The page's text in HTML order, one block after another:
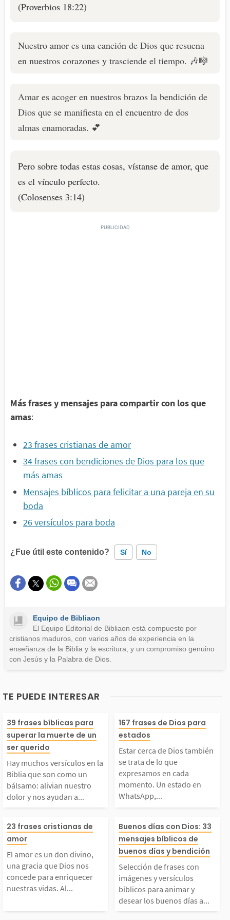
(Proverbios 18:22)
Nuestro amor es una canción de Dios que resuena
en nuestros corazones y trasciende el tiempo. 🎶🎼
Amar es acoger en nuestros brazos la bendición de
Dios que se manifiesta en el encuentro de dos
almas enamoradas. 💕
Pero sobre todas estas cosas, vístanse de amor, que
es el vínculo perfecto.
(Colosenses 3:14)
Más frases y mensajes para compartir con los que
amas:
23 frases cristianas de amor
34 frases con bendiciones de Dios para los que
más amas
Mensajes bíblicos para felicitar a una pareja en su
boda
26 versículos para boda
¿Fue útil este contenido? Sí No
Este contenido contiene información incorrecta
Otro
Equipo de Bibliaon
El Equipo Editorial de Bibliaon está compuesto por
cristianos maduros, con varios años de experiencia en la
enseñanza de la Biblia y la escritura, y un compromiso genuino
con Jesús y la Palabra de Dios.
TE PUEDE INTERESAR
muchos versículo
en la Biblia que son
un bálsamo: ali
nuestro dolor y n
ayudan a comenzar
proceso de sanidad.
acudir a Dio
en...
39 frases bíblicas para
superar la muerte de un
ser querido
Hay muchos versículos en la
Biblia que son como un
bálsamo: alivian nuestro
dolor y nos ayudan a...
Estar cerca de
mbién se trata
ue expresamos
a momento.
en WhatsApp,
am, Facebook
k puede
atitud o...
167 frases de Dios para
estados
Estar cerca de Dios también
se trata de lo que
expresamos en cada
momento. Un estado en
WhatsApp,...
amor es un don div
una gracia que D
nos concede para
nuestras vi
23 frases cristianas de
amor
El amor es un don divino,
una gracia que Dios nos
concede para enriquecer
nuestras vidas. Al...
Selección de
n imágenes y
os bíblicos
ar y desear los
Buenos días con Dios: 33
mensajes bíblicos de
buenos días y bendición
Selección de frases con
imágenes y versículos
bíblicos para animar y
desear los buenos días a...